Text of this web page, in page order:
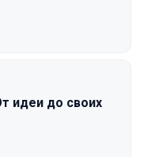
идеи до своих